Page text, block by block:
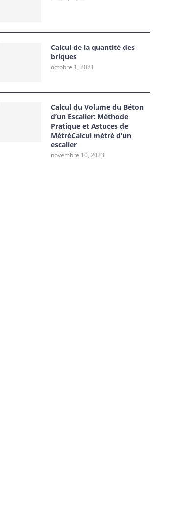
Calcul de la quantité des
briques
octobre 1, 2021
Calcul du Volume du Béton
d’un Escalier: Méthode
Pratique et Astuces de
MétréCalcul métré d’un
escalier
novembre 10, 2023